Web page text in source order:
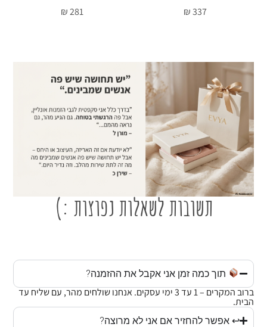
337
₪
281
₪
תשובות לשאלות נפוצות :)
תוך כמה זמן אני אקבל את ההזמנה?
ברוב המקרים – 1 עד 3 ימי עסקים. אנחנו שולחים מהר, עם שליח עד
הבית.
↩ אפשר להחזיר אם אני לא מרוצה?